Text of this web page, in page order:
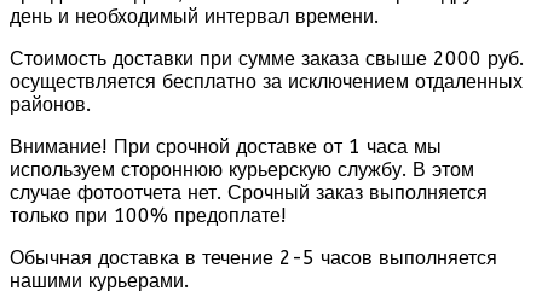
день и необходимый интервал времени.
Стоимость доставки при сумме заказа свыше 2000 руб.
осуществляется бесплатно за исключением отдаленных
районов.
Внимание! При срочной доставке от 1 часа мы
используем стороннюю курьерскую службу. В этом
случае фотоотчета нет. Срочный заказ выполняется
только при 100% предоплате!
Обычная доставка в течение 2-5 часов выполняется
нашими курьерами.